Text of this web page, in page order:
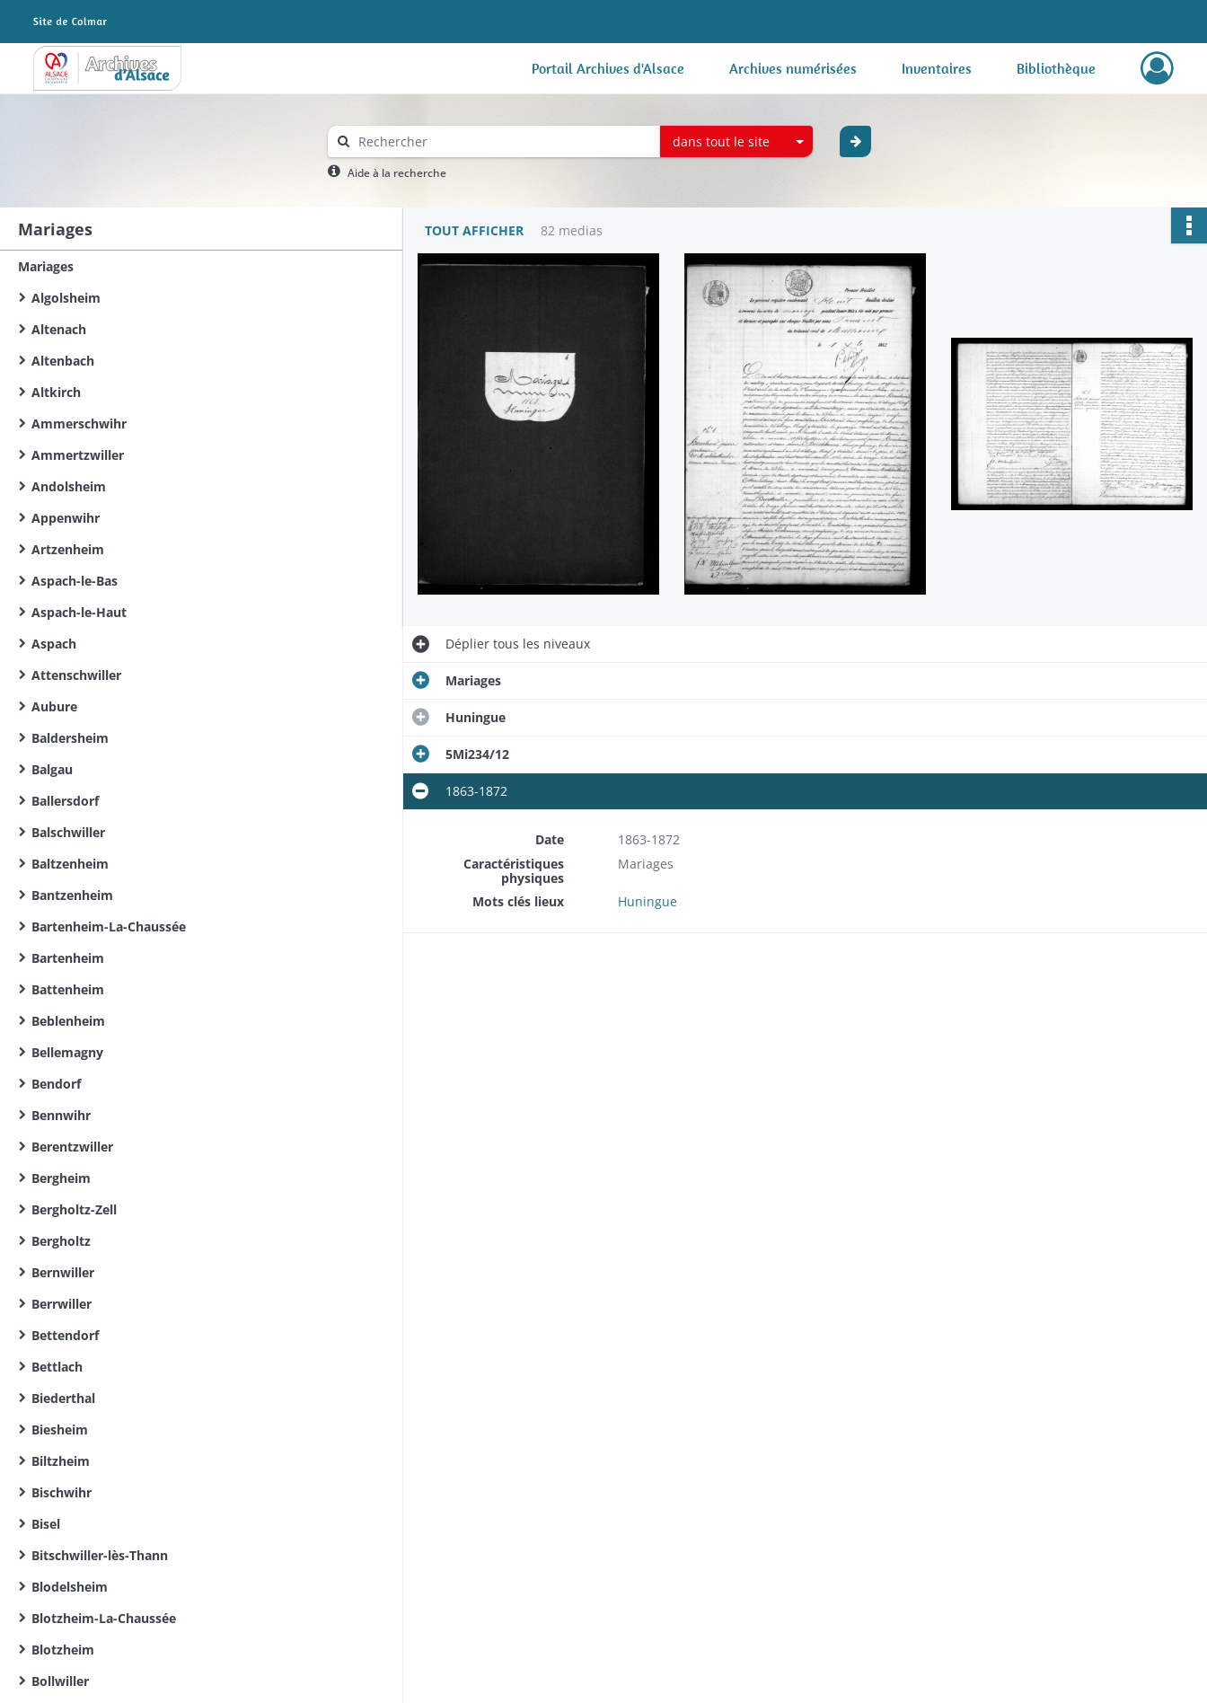
Archives Alsace - Colmar Portail Archives d'Alsace Archives numérisées Inventaires Bibliothèque
dans tout le site
Aide à la recherche
Mariages
Mariages
Algolsheim
Altenach
Altenbach
Altkirch
Ammerschwihr
Ammertzwiller
Andolsheim
Appenwihr
Artzenheim
Aspach-le-Bas
Aspach-le-Haut
Aspach
Attenschwiller
Aubure
Baldersheim
Balgau
Ballersdorf
Balschwiller
Baltzenheim
Bantzenheim
Bartenheim-La-Chaussée
Bartenheim
Battenheim
Beblenheim
Bellemagny
Bendorf
Bennwihr
Berentzwiller
Bergheim
Bergholtz-Zell
Bergholtz
Bernwiller
Berrwiller
Bettendorf
Bettlach
Biederthal
Biesheim
Biltzheim
Bischwihr
Bisel
Bitschwiller-lès-Thann
Blodelsheim
Blotzheim-La-Chaussée
Blotzheim
Bollwiller
TOUT AFFICHER 82 medias
Dépliertous les niveaux
Mariages
Huningue
5Mi234/12
1863-1872
Date
1863-1872
Caractéristiques
physiques
Mariages
Mots clés lieux Huningue